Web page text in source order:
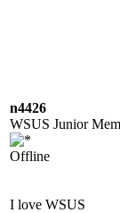
n4426
WSUS Junior
Offline
I love WSUS